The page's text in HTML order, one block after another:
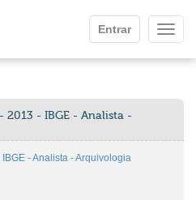
Entrar
- 2013 - IBGE - Analista -
- Analista - Arquivologia